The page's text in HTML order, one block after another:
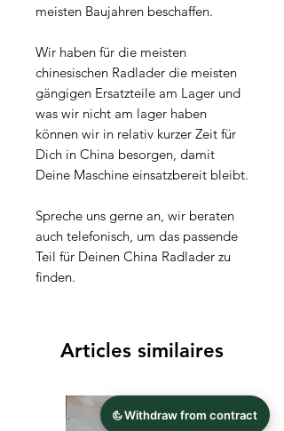
meisten Baujahren beschaffen.
Wir haben für die meisten
chinesischen Radlader die meisten
gängigen Ersatzteile am Lager und
was wir nicht am lager haben
können wir in relativ kurzer Zeit für
Dich in China besorgen, damit
Deine Maschine einsatzbereit bleibt.
Spreche uns gerne an, wir beraten
auch telefonisch, um das passende
Teil für Deinen China Radlader zu
finden.
Articles similaires